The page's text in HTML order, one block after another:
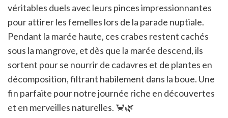
véritables duels avec leurs pinces impressionnantes
pour attirer les femelles lors de la parade nuptiale.
Pendant la marée haute, ces crabes restent cachés
sous la mangrove, et dès que la marée descend, ils
sortent pour se nourrir de cadavres et de plantes en
décomposition, filtrant habilement dans la boue. Une
fin parfaite pour notre journée riche en découvertes
et en merveilles naturelles. 🦀🌿